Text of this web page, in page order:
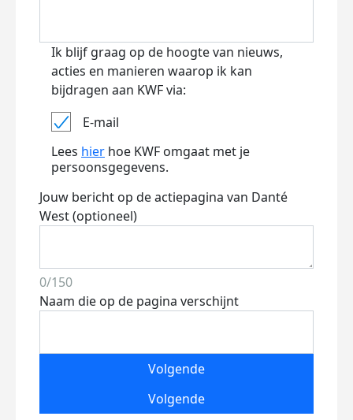
Ik blijf graag op de hoogte van nieuws,
acties en manieren waarop ik kan
bijdragen aan KWF via:
E-mail
Lees hier hoe KWF omgaat met je
persoonsgegevens.
Jouw bericht op de actiepagina van Danté
West (optioneel)
0/150
Naam die op de pagina verschijnt
Volgende
Volgende